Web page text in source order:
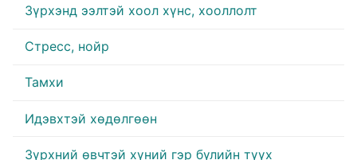
Зүрхэнд ээлтэй хоол хүнс, хооллолт
Стресс, нойр
Тамхи
Идэвхтэй хөдөлгөөн
Зүрхний өвчтэй хүний гэр бүлийн түүх